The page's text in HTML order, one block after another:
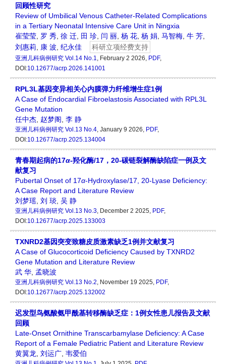
回顾性研究
Review of Umbilical Venous Catheter-Related Complications
in a Tertiary Neonatal Intensive Care Unit in Ningxia
崔莹莹 罗 秀 徐 迁 田 珍 闫 丽 杨 花 杨 娟 马智梅 牛 芳
刘惠莉
康 波 纪永佳 科研立项经费支持
亚洲儿科病例研究 Vol.14 No.1, February 2 2026, PDF,
DOI:10.12677/acrp.2026.141001
RPL3L基因变异相关心内膜弹力纤维增生症1例
A Case of Endocardial Fibroelastosis Associated with RPL3L
Gene Mutation
任中杰 赵梦阁 李 静
亚洲儿科病例研究 Vol.13 No.4, January 9 2026, PDF,
DOI:10.12677/acrp.2025.134004
青春期起病的17α-羟化酶/17，20-碳链裂解酶缺陷症一例及文
献复习
Pubertal Onset of 17α-Hydroxylase/17, 20-Lyase Deficiency:
A Case Report and Literature Review
刘梦瑶 刘 琰 吴 静
亚洲儿科病例研究 Vol.13 No.3, December 2 2025, PDF,
DOI:10.12677/acrp.2025.133003
TXNRD2基因突变致糖皮质激素缺乏1例并文献复习
A Case of Glucocorticoid Deficiency Caused by TXNRD2
Gene Mutation and Literature Review
武 华 孟晓波
亚洲儿科病例研究 Vol.13 No.2, November 19 2025, PDF,
DOI:10.12677/acrp.2025.132002
迟发型鸟氨酸氨甲酰基转移酶缺乏症：1例女性患儿报告及文献
回顾
Late-Onset Ornithine Transcarbamylase Deficiency: A Case
Report of a Female Pediatric Patient and Literature Review
黄翼龙 刘运广 韦爱伯